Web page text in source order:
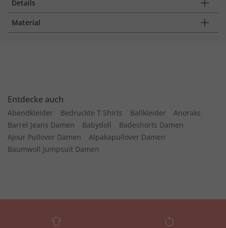
Details
Material
Entdecke auch
Abendkleider Bedruckte T Shirts Ballkleider
Anoraks
Barrel Jeans Damen
Babydoll
Badeshorts Damen
Ajour Pullover Damen
Alpakapullover Damen
Baumwoll Jumpsuit Damen